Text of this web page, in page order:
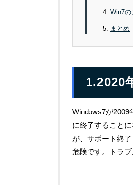
Win7の
まとめ
1.2020
Windows7が2009
に終了すること
が、サポート終
危険です。トラ